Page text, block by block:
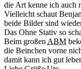
die Art kenne ich auch
Vielleicht schaut
beide Bilder sind
Das Ohne Stativ so
Beim großen ABM
die Beinchen vorne
damit kann ich gut